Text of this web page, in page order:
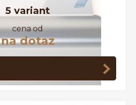
5 variant
cena od
na dotaz